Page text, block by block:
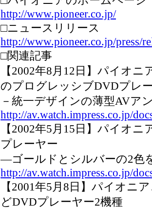
http://www.pioneer.co.jp/
□ニュースリリース
http://www.pioneer.co.jp/press/
□関連記事
【2002年8月12日】パイオ
のプログレッシブDVDプレ
－統一デザインの薄型AVア
http://av.watch.impress.co.jp/
【2002年5月15日】パイオ
プレーヤー
―ゴールドとシルバーの2色
http://av.watch.impress.co.jp/
【2001年5月8日】パイオニ
どDVDプレーヤー2機種